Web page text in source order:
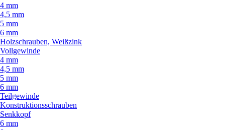
4 mm
4,5 mm
5 mm
6 mm
Holzschrauben, Weißzink
Vollgewinde
4 mm
4,5 mm
5 mm
6 mm
Teilgewinde
Konstruktionsschrauben
Senkkopf
6 mm